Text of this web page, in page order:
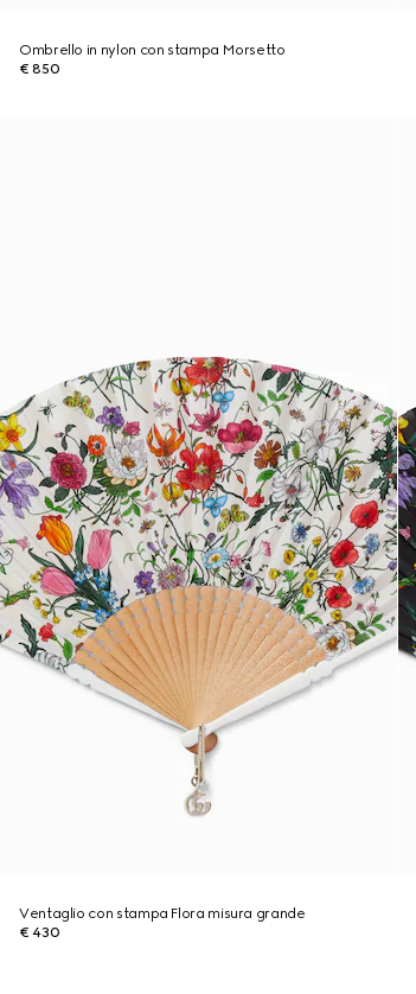
Ombrello in nylon con stampa Morsetto
€ 850
Ventaglio con stampa Flora misura grande
€ 430